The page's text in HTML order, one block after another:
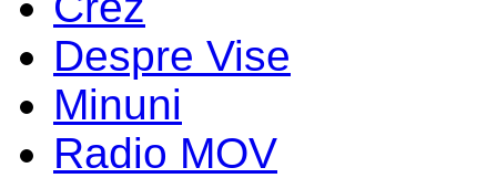
Despre Vise
Minuni
Radio MOV